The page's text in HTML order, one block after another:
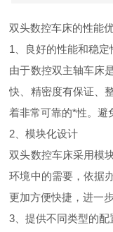
双头数控车床的性能
1、良好的性能和稳定
由于数控双主轴车床
快、精密度有保证、
着非常可靠的*性。避
2、模块化设计
双头数控车床采用模
环境中的需要，依据
更加方便快捷，进一
3、提供不同类型的配